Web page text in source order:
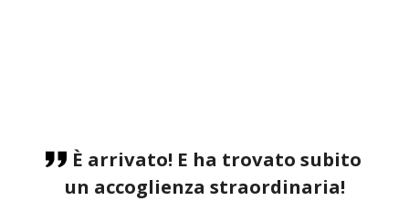
È arrivato! E ha trovato subito
un accoglienza straordinaria!